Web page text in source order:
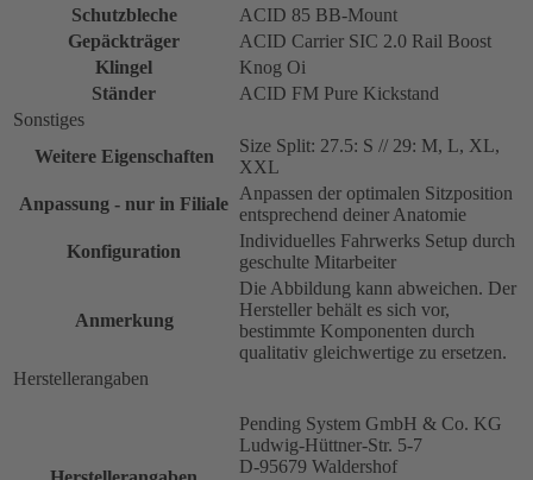
Schutzbleche
ACID 85 BB-Mount
Gepäckträger
ACID Carrier SIC 2.0 Rail Boost
Klingel
Knog Oi
Ständer
ACID FM Pure Kickstand
Sonstiges
Weitere Eigenschaften
Size Split: 27.5: S // 29: M, L, XL,
XXL
Anpassung - nur in Filiale
Anpassen der optimalen Sitzposition
entsprechend deiner Anatomie
Konfiguration
Individuelles Fahrwerks Setup durch
geschulte Mitarbeiter
Anmerkung
Die Abbildung kann abweichen. Der
Hersteller behält es sich vor,
bestimmte Komponenten durch
qualitativ gleichwertige zu ersetzen.
Herstellerangaben
Pending System GmbH & Co. KG
Ludwig-Hüttner-Str. 5-7
D-95679 Waldershof